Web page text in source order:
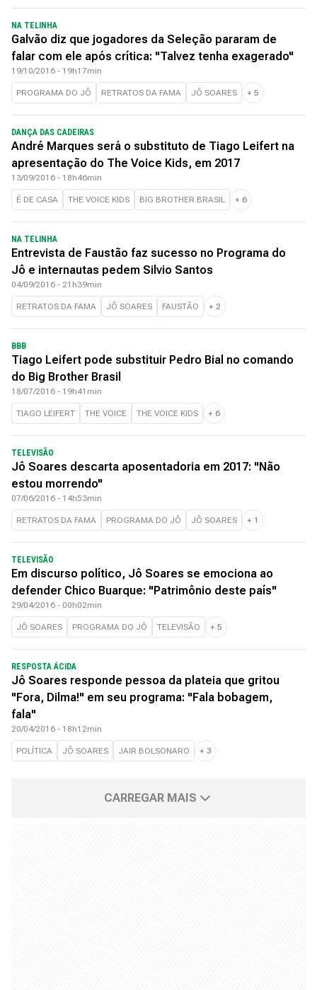
NA TELINHA
Galvão diz que jogadores da Seleção pararam de
falar com ele após crítica: "Talvez tenha exagerado"
19/10/2016 - 19h17min
PROGRAMA DO JÔ RETRATOS DA FAMA JÔ SOARES + 5
DANÇA DAS CADEIRAS
André Marques será o substituto de Tiago Leifert na
apresentação do The Voice Kids, em 2017
13/09/2016 - 18h46min
É DE CASA THE VOICE KIDS BIG BROTHER BRASIL + 6
NA TELINHA
Entrevista de Faustão faz sucesso no Programa do
Jô e internautas pedem Silvio Santos
04/09/2016 - 21h39min
RETRATOS DA FAMA JÔ SOARES FAUSTÃO + 2
BBB
Tiago Leifert pode substituir Pedro Bial no comando
do Big Brother Brasil
18/07/2016 - 19h41min
TIAGO LEIFERT THE VOICE THE VOICE KIDS + 6
TELEVISÃO
Jô Soares descarta aposentadoria em 2017: "Não
estou morrendo"
07/06/2016 - 14h53min
RETRATOS DA FAMA PROGRAMA DO JÔ JÔ SOARES + 1
TELEVISÃO
Em discurso político, Jô Soares se emociona ao
defender Chico Buarque: "Patrimônio deste país"
29/04/2016 - 00h02min
JÔ SOARES PROGRAMA DO JÔ TELEVISÃO + 5
RESPOSTA ÁCIDA
Jô Soares responde pessoa da plateia que gritou
"Fora, Dilma!" em seu programa: "Fala bobagem,
fala"
20/04/2016 - 18h12min
POLÍTICA JÔ SOARES JAIR BOLSONARO + 3
CARREGAR MAIS